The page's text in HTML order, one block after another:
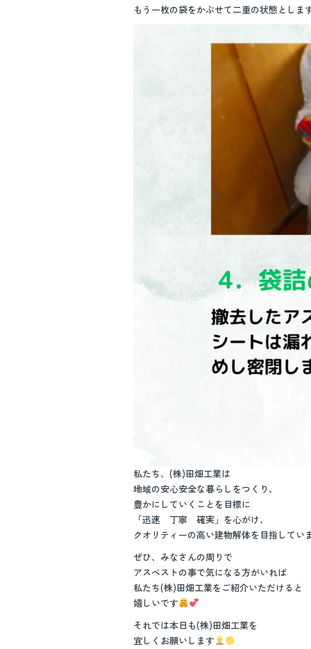
もう一枚の袋をかぶせて二重の状態としま
私たち、(株)田畑工業は
地域の安心安全な暮らしをつくり、
豊かにしていくことを目標に
「迅速 丁寧 確実」を心がけ、
クオリティーの高い建物解体を目指してい
ぜひ、みなさんの周りで
アスベストの事で気になる方がいれば
私たち(株)田畑工業をご紹介いただけると
嬉しいです
それでは本日も(株)田畑工業を
宜しくお願いします